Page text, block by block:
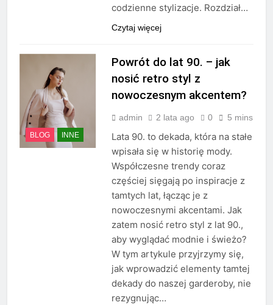
codzienne stylizacje. Rozdział…
Czytaj więcej
BLOG INNE
Powrót do lat 90. – jak
nosić retro styl z
nowoczesnym akcentem?
admin 2 lata ago 0 5 mins
Lata 90. to dekada, która na stałe
wpisała się w historię mody.
Współczesne trendy coraz
częściej sięgają po inspiracje z
tamtych lat, łącząc je z
nowoczesnymi akcentami. Jak
zatem nosić retro styl z lat 90.,
aby wyglądać modnie i świeżo?
W tym artykule przyjrzymy się,
jak wprowadzić elementy tamtej
dekady do naszej garderoby, nie
rezygnując…